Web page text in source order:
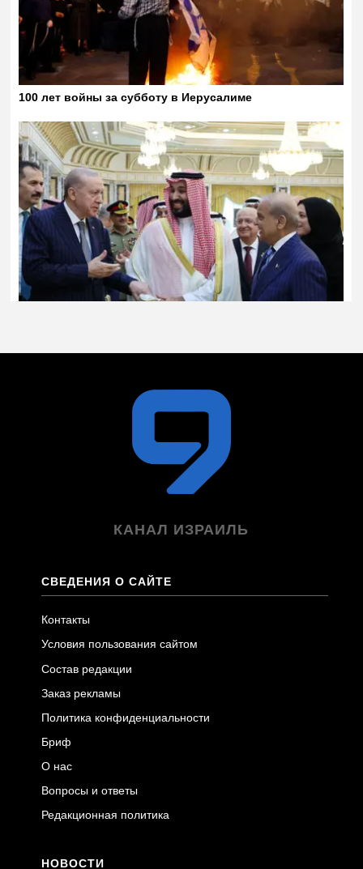
КАНАЛ ИЗРАИЛЬ
СВЕДЕНИЯ О САЙТЕ
Контакты
Условия пользования сайтом
Состав редакции
Заказ рекламы
Политика конфиденциальности
Бриф
О нас
Вопросы и ответы
Редакционная политика
НОВОСТИ